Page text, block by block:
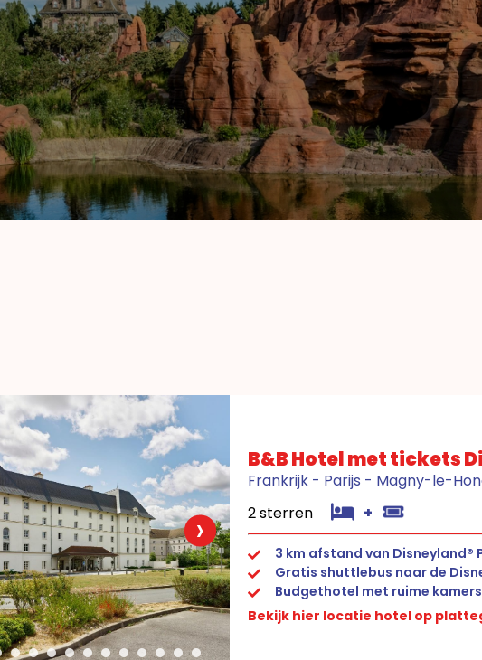
›
B&B Hotel met tickets
Frankrijk - Parijs - Magny-le-
2 sterren +
3 km afstand van Disneyland®
Gratis shuttlebus naar de
Budgethotel met ruime
Bekijk hier locatie hotel op